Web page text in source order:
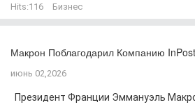
Hits:116 Бизнес
Макрон Поблагодарил Компанию
июнь 02,2026
Президент Франции Эммануэль